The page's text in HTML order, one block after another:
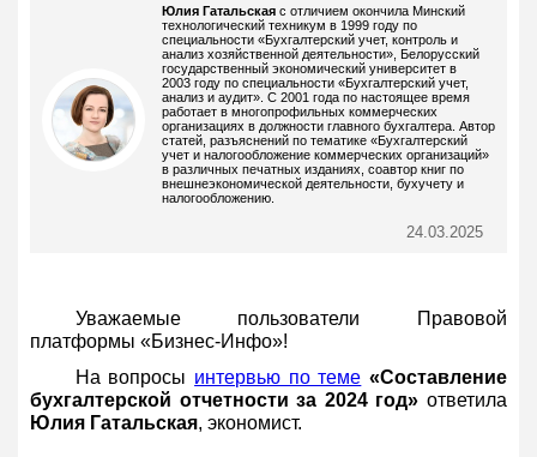
Юлия Гатальская с отличием окончила Минский
технологический техникум в 1999 году по
специальности «Бухгалтерский учет, контроль и
анализ хозяйственной деятельности», Белорусский
государственный экономический университет в
2003 году по специальности «Бухгалтерский учет,
анализ и аудит». С 2001 года по настоящее время
работает в многопрофильных коммерческих
организациях в должности главного бухгалтера. Автор
статей, разъяснений по тематике «Бухгалтерский
учет и налогообложение коммерческих организаций»
в различных печатных изданиях, соавтор книг по
внешнеэкономической деятельности, бухучету и
налогообложению.
24.03.2025
Уважаемые пользователи Правовой
платформы «Бизнес-Инфо»!
На вопросы интервью по теме «Составление
бухгалтерской отчетности за 2024 год» ответила
Юлия Гатальская, экономист.